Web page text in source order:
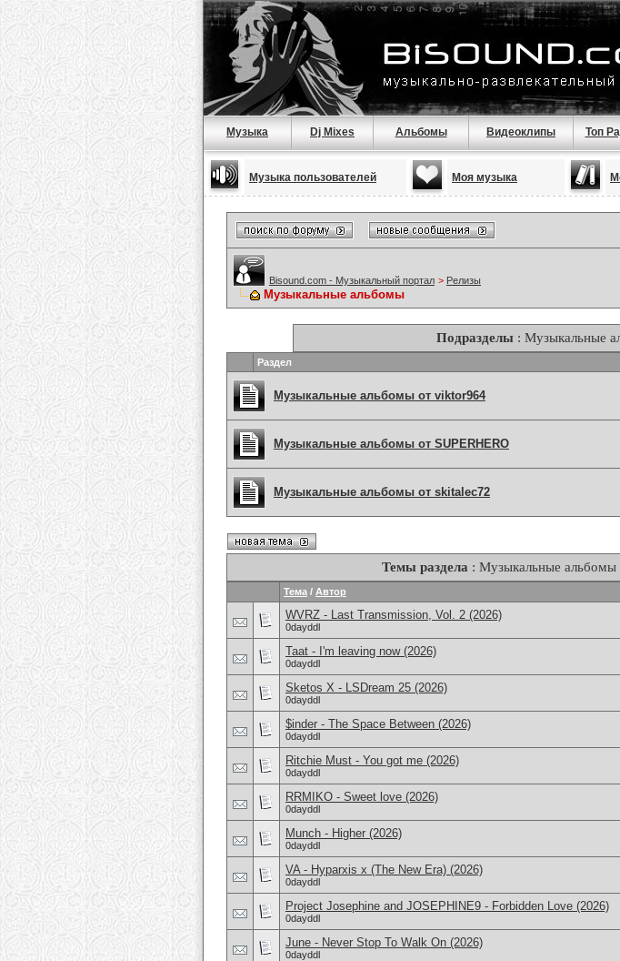
Музыка Dj Mixes Альбомы Видеоклипы Топ
Музыка пользователей Моя музыка
Bisound.com - Музыкальный портал > Релизы
Музыкальные альбомы
Подразделы: Музыкальные
Раздел
Музыкальные альбомы от viktor964
Музыкальные альбомы от SUPERHERO
Музыкальные альбомы от skitalec72
Темы раздела : Музыкальные альбомы
Тема / Автор
WVRZ - Last Transmission, Vol. 2 (2026)
0dayddl
Taat - I'm leaving now (2026)
0dayddl
Sketos X - LSDream 25 (2026)
0dayddl
$inder - The Space Between (2026)
0dayddl
Ritchie Must - You got me (2026)
0dayddl
RRMIKO - Sweet love (2026)
0dayddl
Munch - Higher (2026)
0dayddl
VA - Hyparxis x (The New Era) (2026)
0dayddl
Project Josephine and JOSEPHINE9 - Forbidden Love (2026)
0dayddl
June - Never Stop To Walk On (2026)
0dayddl